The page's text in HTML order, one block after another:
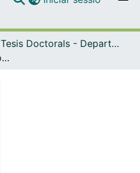
Navega per tot el DD
Tesis Doctorals - Departament - Biologia Animal
Estudi morfològic i biomètric de diferents espècies d'insectívors i rosegadors